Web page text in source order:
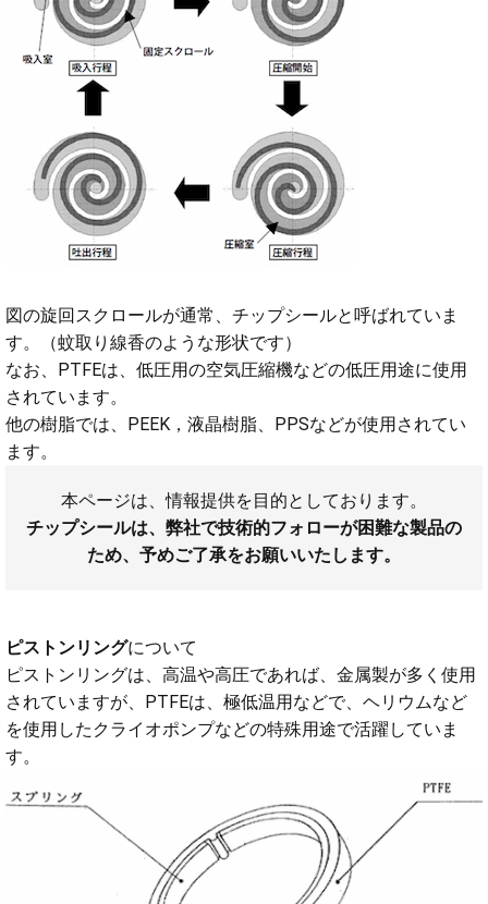
図の旋回スクロールが通常、チップシールと呼ばれていま
す。（蚊取り線香のような形状です）
なお、PTFEは、低圧用の空気圧縮機などの低圧用途に使用
されています。
他の樹脂では、PEEK，液晶樹脂、PPSなどが使用されてい
ます。
本ページは、情報提供を目的としております。
チップシールは、弊社で技術的フォローが困難な製品の
ため、予めご了承をお願いいたします。
ピストンリングについて
ピストンリングは、高温や高圧であれば、金属製が多く使用
されていますが、PTFEは、極低温用などで、ヘリウムなど
を使用したクライオポンプなどの特殊用途で活躍していま
す。